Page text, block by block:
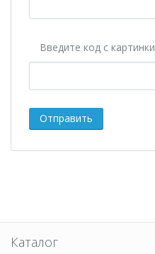
Введите код с картинки
Каталог